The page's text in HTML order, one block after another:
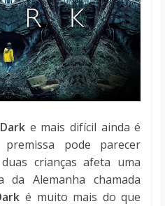
Dark e mais difícil ainda é
pode parecer
crianças afeta uma
da Alemanha chamada
é muito mais do que